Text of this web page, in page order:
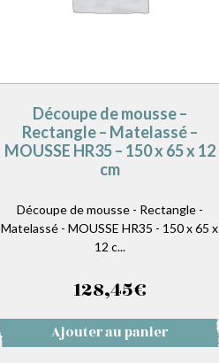
Découpe de mousse –
Rectangle – Matelassé –
MOUSSE HR35 – 150 x 65 x 12
cm
Découpe de mousse - Rectangle -
Matelassé - MOUSSE HR35 - 150 x 65 x
12 c...
128,45€
Ajouter au panier